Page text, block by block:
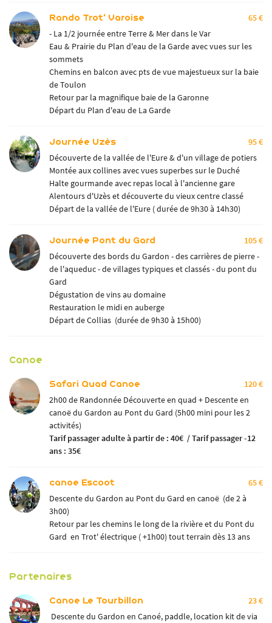
Rando Trot' Varoise
65 €
- La 1/2 journée entre Terre & Mer dans le Var
Eau & Prairie du Plan d'eau de la Garde avec vues sur les
sommets
Chemins en balcon avec pts de vue majestueux sur la baie
de Toulon
Retour par la magnifique baie de la Garonne
Départ du Plan d'eau de La Garde
Journée Uzès
95 €
Découverte de la vallée de l'Eure & d'un village de potiers
Montée aux collines avec vues superbes sur le Duché
Halte gourmande avec repas local à l'ancienne gare
Alentours d'Uzès et découverte du vieux centre classé
Départ de la vallée de l'Eure ( durée de 9h30 à 14h30)
Journée Pont du Gard
105 €
Découverte des bords du Gardon - des carrières de pierre -
de l'aqueduc - de villages typiques et classés - du pont du
Gard
Dégustation de vins au domaine
Restauration le midi en auberge
Départ de Collias (durée de 9h30 à 15h00)
Canoe
Safari Quad Canoe
120 €
2h00 de Randonnée Découverte en quad + Descente en
canoë du Gardon au Pont du Gard (5h00 mini pour les 2
activités)
Tarif passager adulteà partir de : 40€ / Tarif passager -12
ans : 35€
canoe Escoot
65 €
Descente du Gardon au Pont du Gard en canoë (de 2 à
3h00)
Retour par les chemins le long de la rivière et du Pont du
Gard en Trot' électrique ( +1h00) tout terrain dès 13 ans
Partenaires
Canoe Le Tourbillon
23 €
Descente du Gardon en Canoé, paddle, location kit de via